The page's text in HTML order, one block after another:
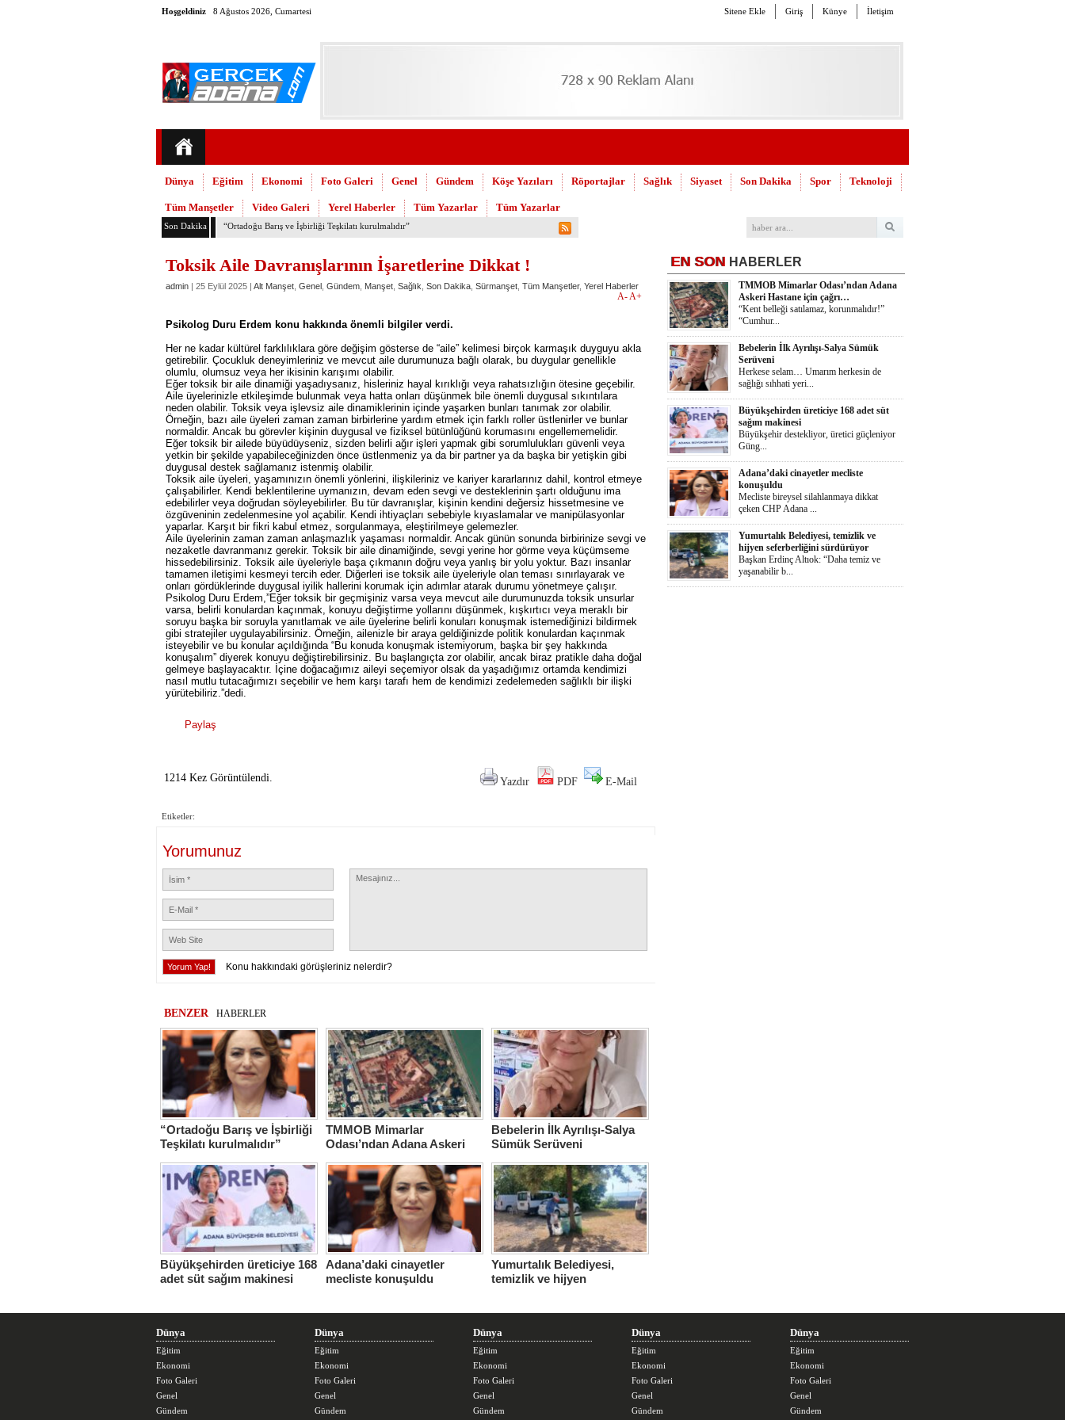
Hoşgeldiniz 8 Ağustos 2026, Cumartesi Sitene Ekle Giriş Künye İletişim
Dünya Eğitim Ekonomi Foto Galeri Genel Gündem Köşe Yazıları Röportajlar Sağlık Siyaset Son Dakika Spor Teknoloji
Tüm Manşetler Video Galeri Yerel Haberler Tüm Yazarlar Tüm Yazarlar
Son Dakika TMMOB Mimarlar Odası’ndan Adana Askeri Hastane için çağrı…
Toksik Aile Davranışlarının İşaretlerine Dikkat !
admin | 25 Eylül 2025 | Alt Manşet Genel Gündem Manşet Sağlık Son Dakika Sürmanşet Tüm Manşetler, Yerel Haberler
A-A+
Psikolog Duru Erdem konu hakkında önemli bilgiler verdi.
Her ne kadar kültürel farklılıklara göre değişim gösterse de “aile” kelimesi birçok karmaşık duyguyu akla
getirebilir. Çocukluk deneyimleriniz ve mevcut aile durumunuza bağlı olarak, bu duygular genellikle
olumlu, olumsuz veya her ikisinin karışımı olabilir.
Eğer toksik bir aile dinamiği yaşadıysanız, hisleriniz hayal kırıklığı veya rahatsızlığın ötesine geçebilir.
Aile üyelerinizle etkileşimde bulunmak veya hatta onları düşünmek bile önemli duygusal sıkıntılara
neden olabilir. Toksik veya işlevsiz aile dinamiklerinin içinde yaşarken bunları tanımak zor olabilir.
Örneğin, bazı aile üyeleri zaman zaman birbirlerine yardım etmek için farklı roller üstlenirler ve bunlar
normaldir. Ancak bu görevler kişinin duygusal ve fiziksel bütünlüğünü korumasını engellememelidir.
Eğer toksik bir ailede büyüdüyseniz, sizden belirli ağır işleri yapmak gibi sorumlulukları güvenli veya
yetkin bir şekilde yapabileceğinizden önce üstlenmeniz ya da bir partner ya da başka bir yetişkin gibi
duygusal destek sağlamanız istenmiş olabilir.
Toksik aile üyeleri, yaşamınızın önemli yönlerini, ilişkileriniz ve kariyer kararlarınız dahil, kontrol etmeye
çalışabilirler. Kendi beklentilerine uymanızın, devam eden sevgi ve desteklerinin şartı olduğunu ima
edebilirler veya doğrudan söyleyebilirler. Bu tür davranışlar, kişinin kendini değersiz hissetmesine ve
özgüveninin zedelenmesine yol açabilir. Kendi ihtiyaçları sebebiyle kıyaslamalar ve manipülasyonlar
yaparlar. Karşıt bir fikri kabul etmez, sorgulanmaya, eleştirilmeye gelemezler.
Aile üyelerinin zaman zaman anlaşmazlık yaşaması normaldir. Ancak günün sonunda birbirinize sevgi ve
nezaketle davranmanız gerekir. Toksik bir aile dinamiğinde, sevgi yerine hor görme veya küçümseme
hissedebilirsiniz. Toksik aile üyeleriyle başa çıkmanın doğru veya yanlış bir yolu yoktur. Bazı insanlar
tamamen iletişimi kesmeyi tercih eder. Diğerleri ise toksik aile üyeleriyle olan teması sınırlayarak ve
onları gördüklerinde duygusal iyilik hallerini korumak için adımlar atarak durumu yönetmeye çalışır.
Psikolog Duru Erdem,”Eğer toksik bir geçmişiniz varsa veya mevcut aile durumunuzda toksik unsurlar
varsa, belirli konulardan kaçınmak, konuyu değiştirme yollarını düşünmek, kışkırtıcı veya meraklı bir
soruyu başka bir soruyla yanıtlamak ve aile üyelerine belirli konuları konuşmak istemediğinizi bildirmek
gibi stratejiler uygulayabilirsiniz. Örneğin, ailenizle bir araya geldiğinizde politik konulardan kaçınmak
isteyebilir ve bu konular açıldığında “Bu konuda konuşmak istemiyorum, başka bir şey hakkında
konuşalım” diyerek konuyu değiştirebilirsiniz. Bu başlangıçta zor olabilir, ancak biraz pratikle daha doğal
gelmeye başlayacaktır. İçine doğacağımız aileyi seçemiyor olsak da yaşadığımız ortamda kendimizi
nasıl mutlu tutacağımızı seçebilir ve hem karşı tarafı hem de kendimizi zedelemeden sağlıklı bir ilişki
yürütebiliriz.”dedi.
Paylaş
1214 Kez Görüntülendi. Yazdır PDF E-Mail
Etiketler:
Yorumunuz
Konu hakkındaki görüşleriniz nelerdir?
BENZER HABERLER
“Ortadoğu Barış ve İşbirliği
Teşkilatı kurulmalıdır”
TMMOB Mimarlar
Odası’ndan Adana Askeri
Bebelerin İlk Ayrılışı-Salya
Sümük Serüveni
Büyükşehirden üreticiye 168
adet süt sağım makinesi
Adana’daki cinayetler
mecliste konuşuldu
Yumurtalık Belediyesi,
temizlik ve hijyen
EN SON HABERLER
TMMOB Mimarlar Odası’ndan Adana
Askeri Hastane için çağrı…
“Kent belleği satılamaz, korunmalıdır!”
“Cumhur...
Bebelerin İlk Ayrılışı-Salya Sümük
Serüveni
Herkese selam… Umarım herkesin de
sağlığı sıhhati yeri...
Büyükşehirden üreticiye 168 adet süt
sağım makinesi
Büyükşehir destekliyor, üretici güçleniyor
Güng...
Adana’daki cinayetler mecliste
konuşuldu
Mecliste bireysel silahlanmaya dikkat
çeken CHP Adana ...
Yumurtalık Belediyesi, temizlik ve
hijyen seferberliğini sürdürüyor
Başkan Erdinç Altıok: “Daha temiz ve
yaşanabilir b...
Dünya
Eğitim
Ekonomi
Foto Galeri
Genel
Gündem
Dünya
Eğitim
Ekonomi
Foto Galeri
Genel
Gündem
Dünya
Eğitim
Ekonomi
Foto Galeri
Genel
Gündem
Dünya
Eğitim
Ekonomi
Foto Galeri
Genel
Gündem
Dünya
Eğitim
Ekonomi
Foto Galeri
Genel
Gündem